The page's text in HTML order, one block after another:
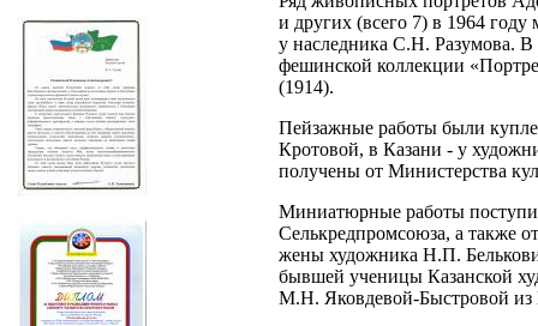
и других (всего 7) в 1964
у наследника С.Н. Разумова.
фешинской коллекции
(1914).
Пейзажные работы были
Кротовой, в Казани - у
получены от Министерства
Миниатюрные работы
Селькредпромсоюза, а также
жены художника Н.П.
бывшей ученицы Казанской
М.Н. Яковдевой-Быстровой